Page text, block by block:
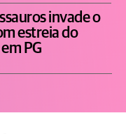
invade o
estreia do
PG